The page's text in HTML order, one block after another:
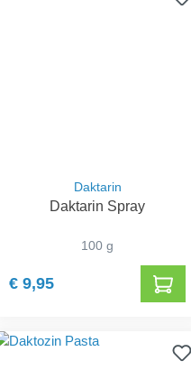
Daktarin
Daktarin Spray
100 g
€ 9,95